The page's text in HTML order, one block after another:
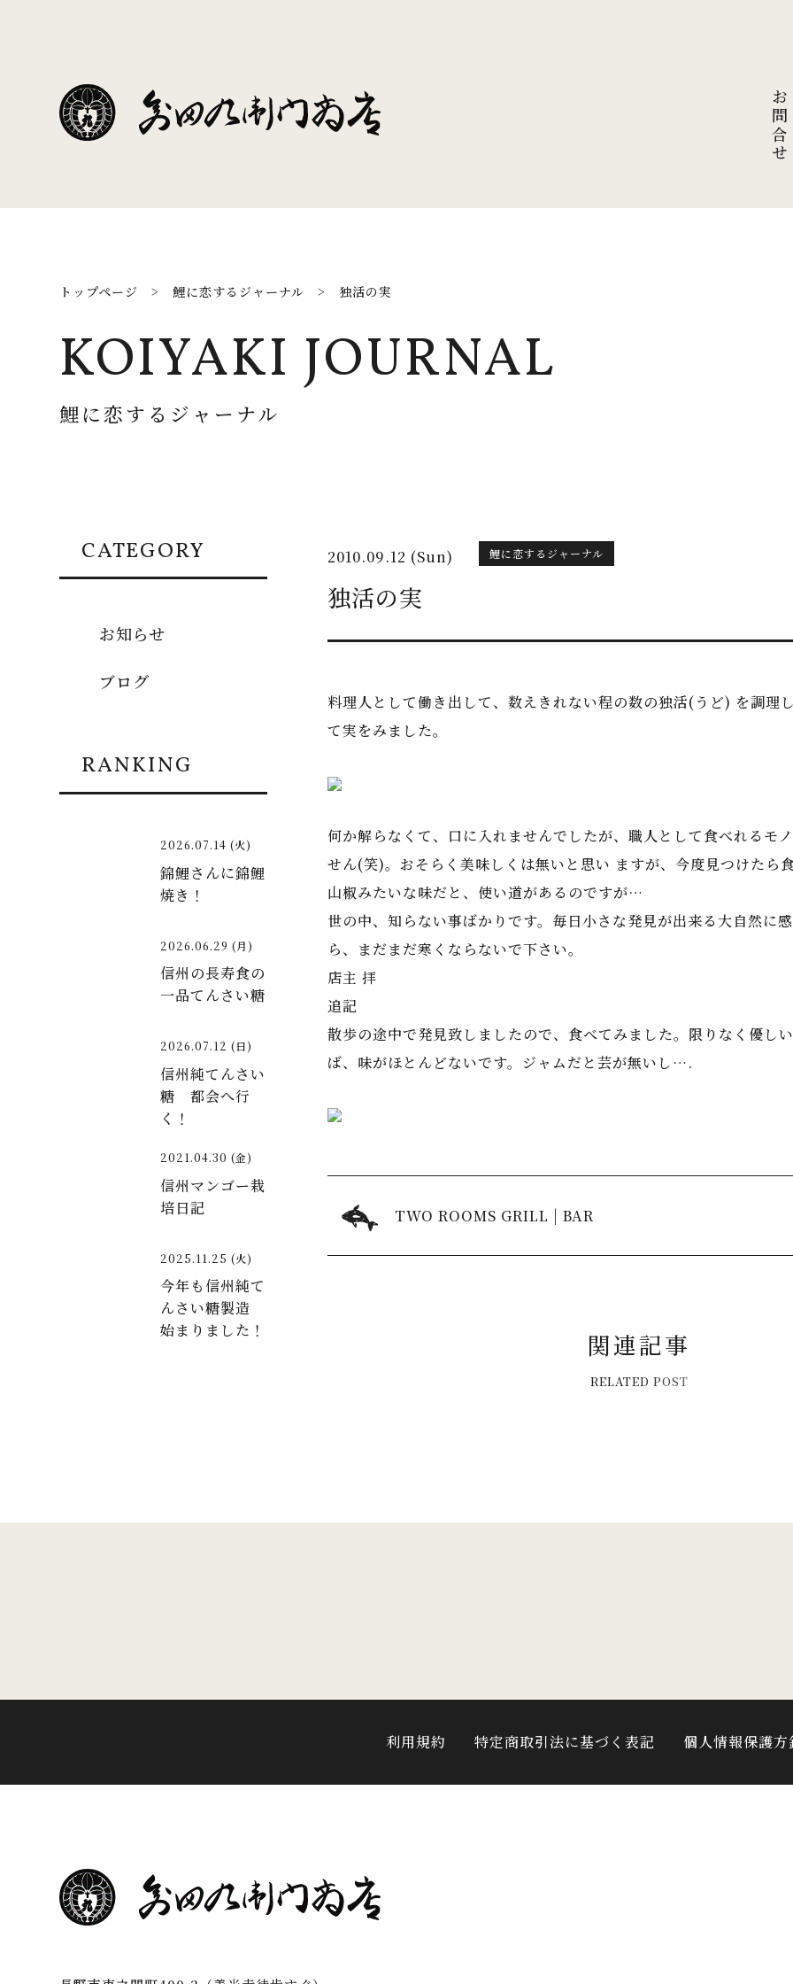
お問合せ
トップページ >鯉に恋するジャーナル >独活の実
KOIYAKI JOURNAL
鯉に恋するジャーナル
2010.09.12 (Sun) 鯉に恋するジャーナル
独活の実
料理人として働き出して、数えきれない程の数の独活(うど) を調理
て実をみました。
何か解らなくて、口に入れませんでしたが、職人として食べれるモ
せん(笑)。おそらく美味しくは無いと思い ますが、今度見つけたら
山椒みたいな味だと、使い道があるのですが…
世の中、知らない事ばかりです。毎日小さな発見が出来る大自然に
ら、まだまだ寒くならないで下さい。
店主 拝
追記
散歩の途中で発見致しましたので、食べてみました。限りなく優し
ば、味がほとんどないです。ジャムだと芸が無いし….
TWO ROOMS GRILL | BAR
関連記事
RELATED POST
CATEGORY
お知らせ
ブログ
RANKING
2026.07.14 (火)
錦鯉さんに錦鯉
焼き！
2026.06.29 (月)
信州の長寿食の
一品てんさい糖
2026.07.12 (日)
信州純てんさい
糖 都会へ行
く！
2021.04.30 (金)
信州マンゴー栽
培日記
2025.11.25 (火)
今年も信州純て
んさい糖製造
始まりました！
利用規約 特定商取引法に基づく表記 個人情報保護方